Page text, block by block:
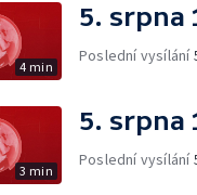
4 min
5. srpna
Poslední vysílání
3 min
5. srpna
Poslední vysílání